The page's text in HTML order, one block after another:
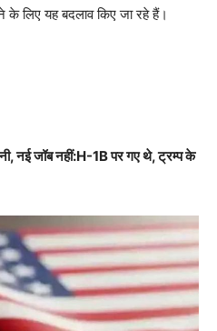
के लिए यह बदलाव किए जा रहे हैं।
नई जॉब नहीं:H-1B पर गए थे, ट्रम्प के